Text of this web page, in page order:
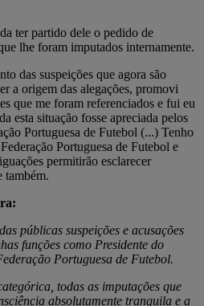
ter partido dele o pedido de
lhe foram imputados internamente.
das suspeições que agora são
a origem das alegações, promovi
que me foram referenciados e fui eu
esta situação fosse apreciada pelos
Portuguesa de Futebol (...) Tenho
Portuguesa de Futebol e
permitirão esclarecer
também.
públicas suspeições e acusações
funções como Presidente do
Portuguesa de Futebol.
todas as imputações que
absolutamente tranquila e a